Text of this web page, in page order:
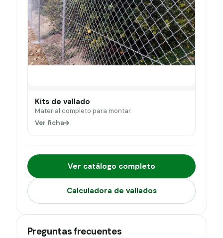
Kits de vallado
Material completo para montar.
Ver ficha
Ver catálogo completo
Calculadora de vallados
Preguntas frecuentes